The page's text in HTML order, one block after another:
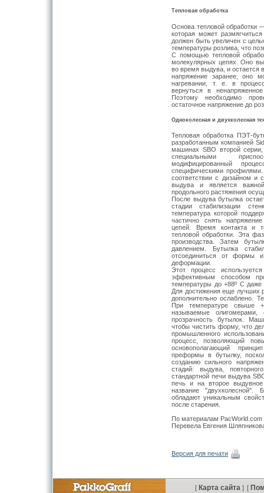
Тепловая обработка
Основа тепловой
которая может
должен быть увеличен с
температуры розлива, что
С помощью тепловой
молекулярных цепях. Оно
во время выдува, и остается
напряжение заранее, оно
нагревании, т. е. в
вернуться в
Поэтому необходимо
остаточное напряжение до
Одноколесная и двухколесная
Тепловая обработка ПЭТ-
разработанным компанией
машинах SBO второй
специальными
модифицированный
специфическими
соответствии с дизайном и
выдува и является
продольного растяжения
После выдува бутылка
стадии стабилизации
температура которой
частично снять
цепей. Время контакта и
тепловой обработки. Эта
производства. Затем
давлением. Бутылка
отсоединиться от формы
деформации.
Этот процесс
эффективным способом
температуры до +88º С даже
Для достижения еще лучших
дополнительно ослаблено.
При температуре свыше
называемые
прозрачность бутылок.
чтобы чистить форму, что
промышленного
процесс, позволяющий
основополагающий
преформы в бутылку,
созданию сильного
стадий: выдува,
стандартной печи выдува
печь и на второе выдувное
название "двухколесной".
обладают уникальным
после старения.
По материалам PacWorld.com
Перевела Евгения
Версия для печати
[ Карта сайта ] [